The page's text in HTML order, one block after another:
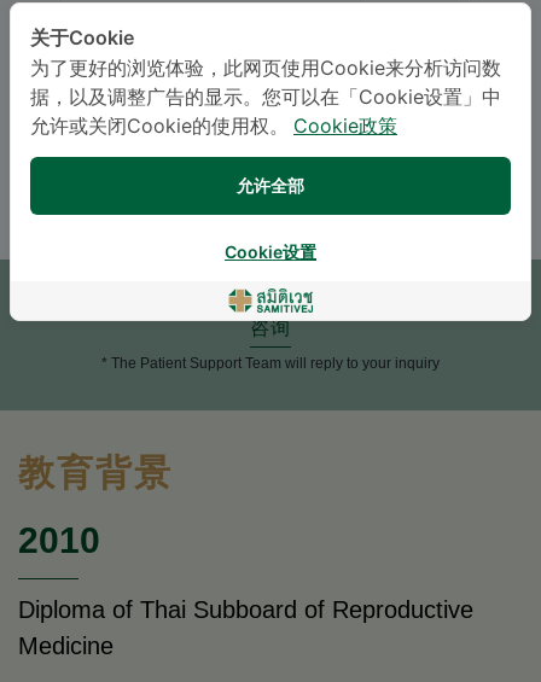
Medicine
语言
预约
咨询
* The Patient Support Team will reply to your inquiry
教育背景
2010
Diploma of Thai Subboard of Reproductive
Medicine
关于Cookie
为了更好的浏览体验，此网页使用Cookie来分析访问数
据，以及调整广告的显示。您可以在「Cookie设置」中
允许或关闭Cookie的使用权。
Cookie政策
允许全部
Cookie设置